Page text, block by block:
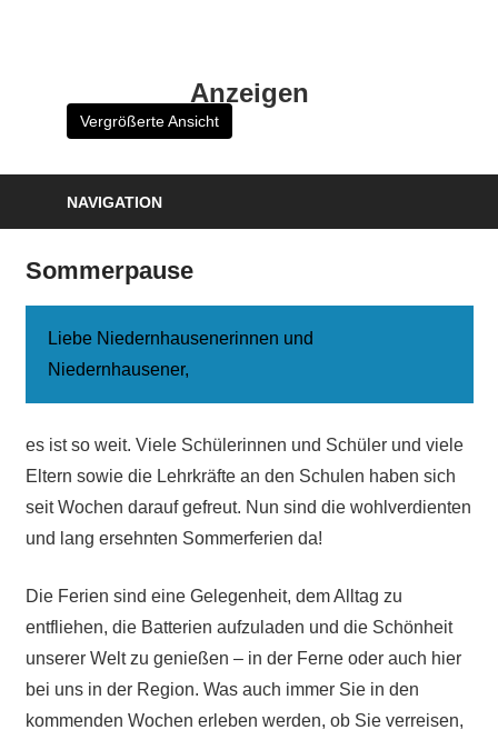
Anzeigen
Vergrößerte Ansicht
NAVIGATION
Sommerpause
Liebe Niedernhausenerinnen und
Niedernhausener,
es ist so weit. Viele Schülerinnen und Schüler und viele
Eltern sowie die Lehrkräfte an den Schulen haben sich
seit Wochen darauf gefreut. Nun sind die wohlverdienten
und lang ersehnten Sommerferien da!
Die Ferien sind eine Gelegenheit, dem Alltag zu
entfliehen, die Batterien aufzuladen und die Schönheit
unserer Welt zu genießen – in der Ferne oder auch hier
bei uns in der Region. Was auch immer Sie in den
kommenden Wochen erleben werden, ob Sie verreisen,